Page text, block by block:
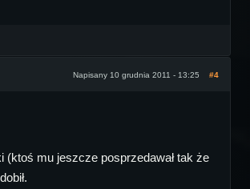
Napisany 10 grudnia 2011 - 13:25 #4
(ktoś mu jeszcze posprzedawał tak że